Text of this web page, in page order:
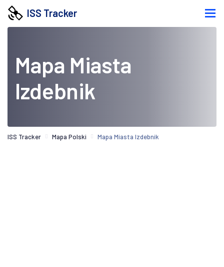
ISS Tracker
Mapa Miasta
Izdebnik
ISS Tracker Mapa Polski Mapa Miasta Izdebnik